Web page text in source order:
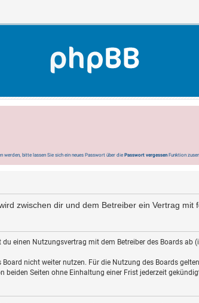
bitte lassen Sie sich ein neues Passwort über die Passwort vergessen Funktion
zwischen dir und dem Betreiber ein Vertrag
einen Nutzungsvertrag mit dem Betreiber des Boards
nicht weiter nutzen. Für die Nutzung des Boards
Seiten ohne Einhaltung einer Frist jederzeit